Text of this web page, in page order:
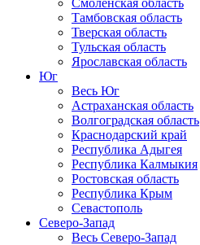
Смоленская область
Тамбовская область
Тверская область
Тульская область
Ярославская область
Юг
Весь Юг
Астраханская область
Волгоградская область
Краснодарский край
Республика Адыгея
Республика Калмыкия
Ростовская область
Республика Крым
Севастополь
Северо-Запад
Весь Северо-Запад